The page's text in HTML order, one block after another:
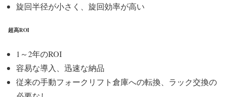
旋回半径が小さく、旋回効率が高い
超高ROI
1～2年のROI
容易な導入、迅速な納品
従来の手動フォークリフト倉庫への転換、ラック交換の